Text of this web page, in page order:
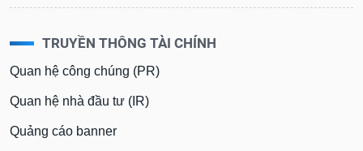
TRUYỀN THÔNG TÀI CHÍNH
Quan hệ công chúng (PR)
Quan hệ nhà đầu tư (IR)
Quảng cáo banner